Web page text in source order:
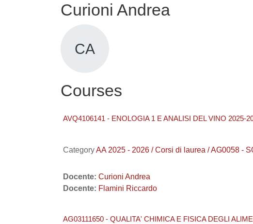
Curioni Andrea
CA
Courses
AVQ4106141 - ENOLOGIA 1 E ANALISI DEL VINO 2025-
CategoryAA 2025 - 2026 / Corsi di laurea / AG0058 -
Docente: Curioni Andrea
Docente: Flamini Riccardo
AG03111650 - QUALITA' CHIMICA E FISICA DEGLI